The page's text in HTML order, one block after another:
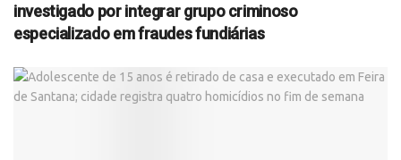
investigado por integrar grupo criminoso
especializado em fraudes fundiárias